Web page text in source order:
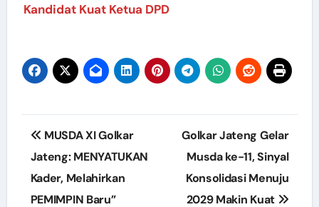
Kandidat Kuat Ketua DPD
Post
navigation
MUSDA XI Golkar
Jateng: MENYATUKAN
Kader, Melahirkan
PEMIMPIN Baru”
Golkar Jateng Gelar
Musda ke-11, Sinyal
Konsolidasi Menuju
2029 Makin Kuat